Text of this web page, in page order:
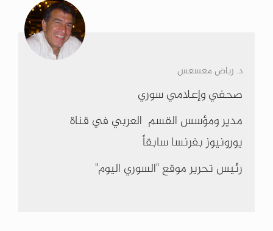
د. رياض معسعس
صحفي وإعلامي سوري
مدير ومؤسس القسم العربي في قناة
يورونيوز بفرنسا سابقاً
رئيس تحرير موقع "السوري اليوم"